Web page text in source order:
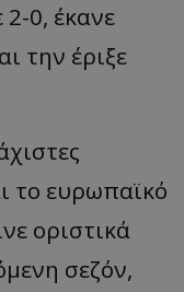
2-0, έκανε
την έριξε
το ευρωπαϊκό
οριστικά
σεζόν,